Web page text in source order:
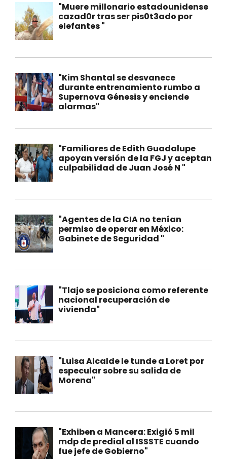
"Muere millonario estadounidense
cazad0r tras ser pis0t3ado por
elefantes "
"Kim Shantal se desvanece
durante entrenamiento rumbo a
Supernova Génesis y enciende
alarmas"
"Familiares de Edith Guadalupe
apoyan versión de la FGJ y aceptan
culpabilidad de Juan José N "
"Agentes de la CIA no tenían
permiso de operar en México:
Gabinete de Seguridad "
"Tlajo se posiciona como referente
nacional recuperación de
vivienda"
"Luisa Alcalde le tunde a Loret por
especular sobre su salida de
Morena"
"Exhiben a Mancera: Exigió 5 mil
mdp de predial al ISSSTE cuando
fue jefe de Gobierno"